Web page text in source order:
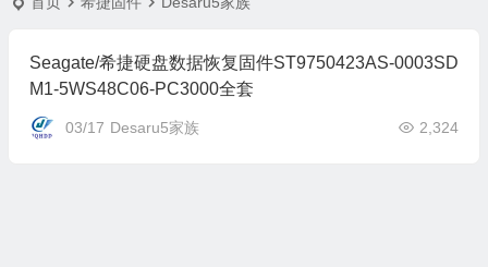
Seagate/希捷硬盘数据恢复固件ST9750423AS-0003SD
M1-5WS48C06-PC3000全套
03/17 Desaru5家族 2,324